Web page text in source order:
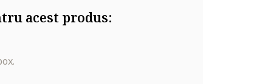
acest produs: